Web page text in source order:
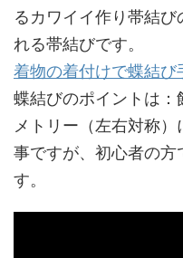
るカワイイ作り帯結
れる帯結びです。
着物の着付けで蝶結び
蝶結びのポイントは
メトリー（左右対称
事ですが、初心者の方
す。